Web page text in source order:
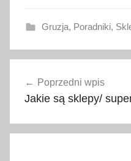
Gruzja, Poradniki,
g
i
wpisu
Poprzedni wpis
Jakie są sklepy/